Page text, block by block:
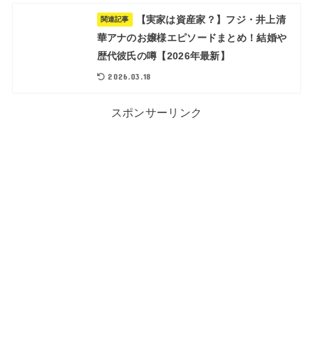
関連記事
【実家は資産家？】フジ・井上清
華アナのお嬢様エピソードまとめ！結婚や
歴代彼氏の噂【2026年最新】
2026.03.18
スポンサーリンク